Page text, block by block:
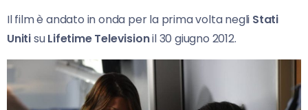
Il film è andato in onda per la prima volta negli Stati
UnitisuLifetime Televisionil 30 giugno 2012.